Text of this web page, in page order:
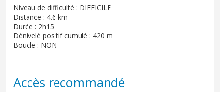
Niveau de difficulté : DIFFICILE
Distance : 4.6 km
Durée : 2h15
Dénivelé positif cumulé : 420 m
Boucle : NON
Accès recommandé